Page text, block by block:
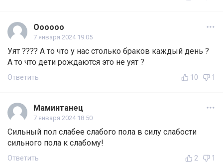
Оооооо
7 января 2024 19:05
Уят ???? А то что у нас столько браков каждый день ?
А то что дети рождаются это не уят ?
Ответить 10 1
Маминтанец
7 января 2024 18:50
Сильный пол слабее слабого пола в силу слабости
сильного пола к слабому!
Ответить 2 1